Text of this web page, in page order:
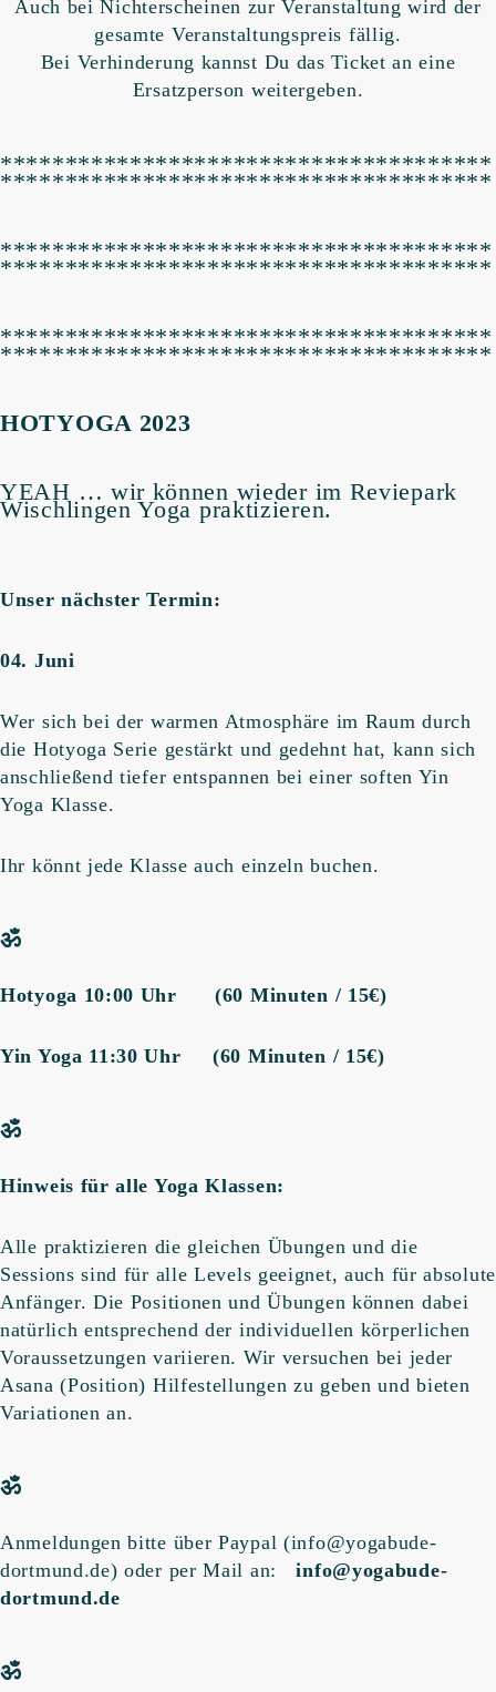
Auch bei Nichterscheinen zur Veranstaltung wird der
gesamte Veranstaltungspreis fällig.
Bei Verhinderung kannst Du das Ticket an eine
Ersatzperson weitergeben.
**************************************
**************************************
**************************************
**************************************
**************************************
**************************************
HOTYOGA 2023
YEAH … wir können wieder im Reviepark
Wischlingen Yoga praktizieren.
Unser nächster Termin:
04. Juni
Wer sich bei der warmen Atmosphäre im Raum durch
die Hotyoga Serie gestärkt und gedehnt hat, kann sich
anschließend tiefer entspannen bei einer soften Yin
Yoga Klasse.
Ihr könnt jede Klasse auch einzeln buchen.
ॐ
Hotyoga 10:00 Uhr (60 Minuten / 15€)
Yin Yoga 11:30 Uhr (60 Minuten / 15€)
ॐ
Hinweis für alle Yoga Klassen:
Alle praktizieren die gleichen Übungen und die
Sessions sind für alle Levels geeignet, auch für absolute
Anfänger. Die Positionen und Übungen können dabei
natürlich entsprechend der individuellen körperlichen
Voraussetzungen variieren. Wir versuchen bei jeder
Asana (Position) Hilfestellungen zu geben und bieten
Variationen an.
ॐ
Anmeldungen bitte über Paypal (info@yogabude-
dortmund.de) oder per Mail an:
info@yogabude-
dortmund.de
ॐ